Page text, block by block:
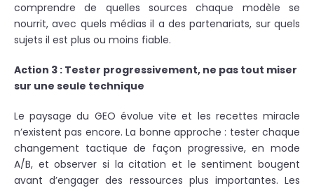
comprendre de quelles sources chaque modèle se
nourrit, avec quels médias il a des partenariats, sur quels
sujets il est plus ou moins fiable.
Action 3 : Tester progressivement, ne pas tout miser
sur une seule technique
Le paysage du GEO évolue vite et les recettes miracle
n’existent pas encore. La bonne approche : tester chaque
changement tactique de façon progressive, en mode
A/B, et observer si la citation et le sentiment bougent
avant d’engager des ressources plus importantes. Les